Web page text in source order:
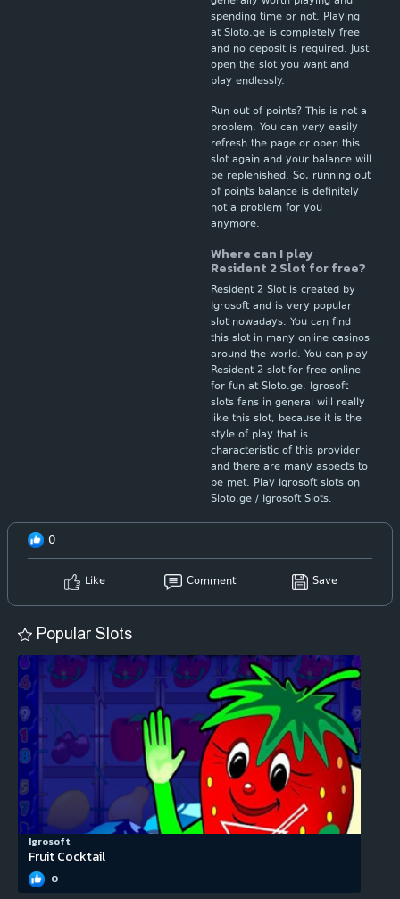
spending time or not. Playing
at Sloto.ge is completely free
and no deposit is required. Just
open the slot you want and
play endlessly.
Run out of points? This is not a
problem. You can very easily
refresh the page or open this
slot again and your balance will
be replenished. So, running out
of points balance is definitely
not a problem for you
anymore.
Where can I play
Resident 2 Slot for free?
Resident 2 Slot is created by
Igrosoft and is very popular
slot nowadays. You can find
this slot in many online casinos
around the world. You can play
Resident 2 slot for free online
for fun at Sloto.ge. Igrosoft
slots fans in general will really
like this slot, because it is the
style of play that is
characteristic of this provider
and there are many aspects to
be met. Play Igrosoft slots on
Sloto.ge / Igrosoft Slots.
0
Like Comment Save
Popular Slots
Igrosoft
Fruit Cocktail
0